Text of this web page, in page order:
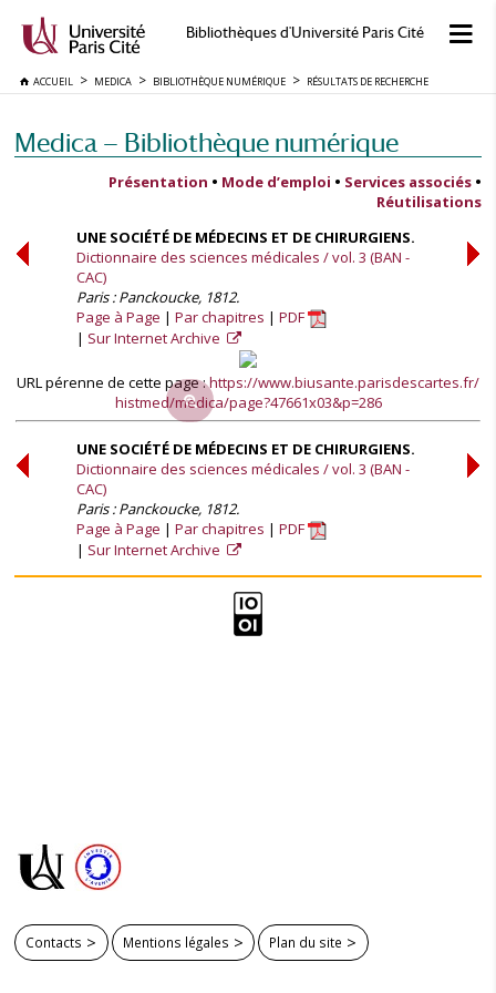
Bibliothèques d'Université Paris Cité
ACCUEIL MEDICA BIBLIOTHÈQUE NUMÉRIQUE RÉSULTATS DE RECHERCHE
Medica — Bibliothèque numérique
Présentation • Mode d’emploi • Services associés •
Réutilisations
UNE SOCIÉTÉ DE MÉDECINS ET DE CHIRURGIENS.
Dictionnaire des sciences médicales / vol. 3 (BAN -
CAC)
Paris : Panckoucke, 1812.
Page à Page
Par chapitres
PDF
Sur Internet Archive
URL pérenne de cette page :https://www.biusante.parisdescartes.fr/
histmed/medica/page?47661x03&p=286
UNE SOCIÉTÉ DE MÉDECINS ET DE CHIRURGIENS.
Dictionnaire des sciences médicales / vol. 3 (BAN -
CAC)
Paris : Panckoucke, 1812.
Page à Page
Par chapitres
PDF
Sur Internet Archive
Contacts Mentions légales Plan du site